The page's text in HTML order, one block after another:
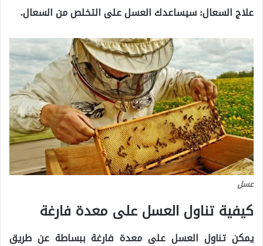
علاج السعال: سيساعدك العسل على التخلص من السعال.
عسل
كيفية تناول العسل على معدة فارغة
يمكن تناول العسل على معدة فارغة ببساطة عن طريق